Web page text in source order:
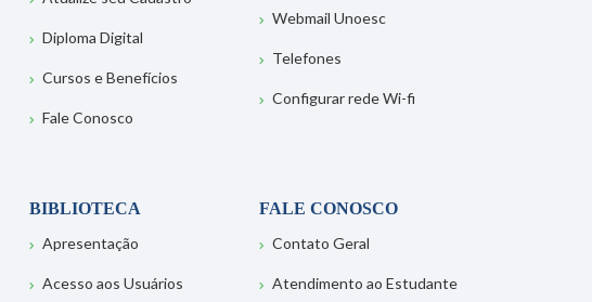
Diploma Digital
Cursos e Benefícios
Fale Conosco
Webmail Unoesc
Telefones
Configurar rede Wi-fi
BIBLIOTECA
Apresentação
Acesso aos Usuários
FALE CONOSCO
Contato Geral
Atendimento ao Estudante